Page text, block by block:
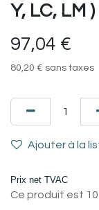
Y, LC, LM )
97,04 €
80,20 € sans taxes
Ajouter à la
Prix net TVAC
Ce produit est